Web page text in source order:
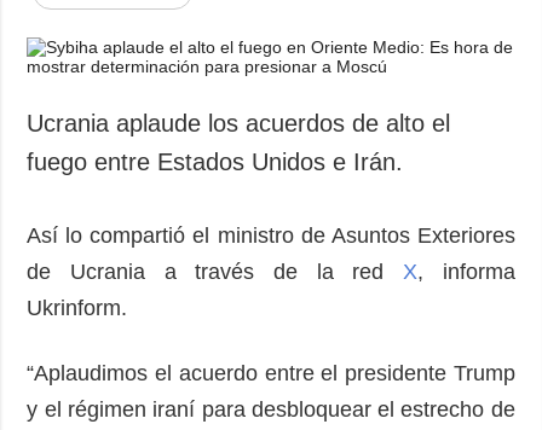
Ucrania aplaude los acuerdos de alto el
fuego entre Estados Unidos e Irán.
Así lo compartió el ministro de Asuntos Exteriores
de Ucrania a través de la red X, informa
Ukrinform.
“Aplaudimos el acuerdo entre el presidente Trump
y el régimen iraní para desbloquear el estrecho de